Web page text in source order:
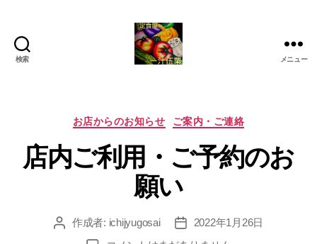
検索
一
メニュー
カ
ー
お店からのお知らせ ご案内・ご連絡
店内ご利用・ご予約のお
願い
投 作成者: ichijyugosai
投
稿
2022年1月26日